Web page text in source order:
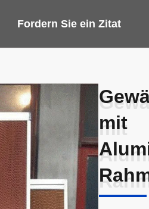
Fordern Sie ein Zitat
mit
mit